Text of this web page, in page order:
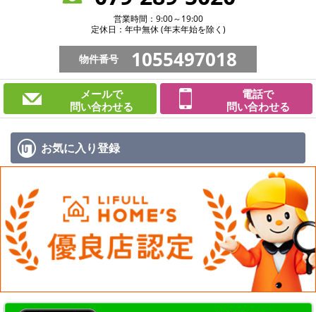
営業時間：9:00～19:00
定休日：年中無休 (年末年始を除く)
物件番号 1055497018
メールで
問い合わせる
電話で
問い合わせる
お気に入り登録